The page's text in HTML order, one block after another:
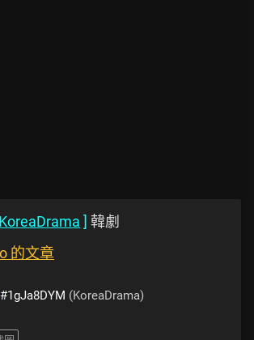
KoreaDrama ] 韓劇
的文章
#1gJa8DYM (KoreaDrama)